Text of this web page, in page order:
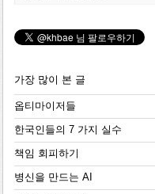
가장 많이 본 글
옵티마이저들
한국인들의 7 가지 실수
책임 회피하기
병신을 만드는 AI